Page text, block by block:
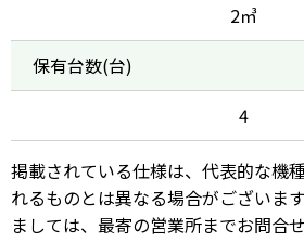
2㎥
保有台数(台)
4
掲載されている仕様は、代表的な機
れるものとは異なる場合がございま
ましては、最寄の営業所までお問合せ